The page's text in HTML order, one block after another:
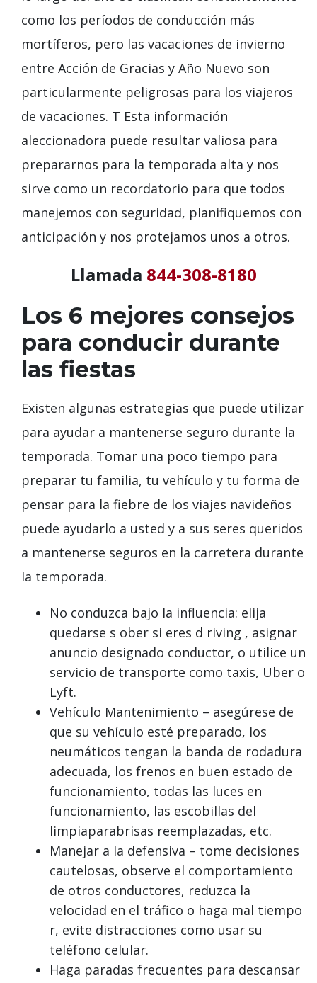
como los períodos de conducción más
mortíferos, pero las vacaciones de invierno
entre Acción de Gracias y Año Nuevo son
particularmente peligrosas para los viajeros
de vacaciones. T Esta información
aleccionadora puede resultar valiosa para
prepararnos para la temporada alta y nos
sirve como un recordatorio para que todos
manejemos con seguridad, planifiquemos con
anticipación y nos protejamos unos a otros.
Llamada 844-308-8180
Los 6 mejores consejos
para conducir durante
las fiestas
Existen algunas estrategias que puede utilizar
para ayudar a mantenerse seguro durante la
temporada. Tomar una poco tiempo para
preparar tu familia, tu vehículo y tu forma de
pensar para la fiebre de los viajes navideños
puede ayudarlo a usted y a sus seres queridos
a mantenerse seguros en la carretera durante
la temporada.
No conduzca bajo la influencia: elija
quedarse s ober si eres d riving , asignar
anuncio designado conductor, o utilice un
servicio de transporte como taxis, Uber o
Lyft.
Vehículo Mantenimiento – asegúrese de
que su vehículo esté preparado, los
neumáticos tengan la banda de rodadura
adecuada, los frenos en buen estado de
funcionamiento, todas las luces en
funcionamiento, las escobillas del
limpiaparabrisas reemplazadas, etc.
Manejar a la defensiva – tome decisiones
cautelosas, observe el comportamiento
de otros conductores, reduzca la
velocidad en el tráfico o haga mal tiempo
r, evite distracciones como usar su
teléfono celular.
Haga paradas frecuentes para descansar